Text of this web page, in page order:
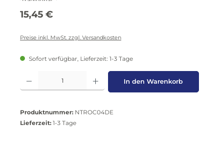
Regulärer Preis:
15,45 €
Preise inkl. MwSt. zzgl. Versandkosten
Sofort verfügbar, Lieferzeit: 1-3 Tage
Produkt Anzahl: Gib den gewünschten Wert ein oder benutze die
In den Warenkorb
Produktnummer: NTROC04DE
Lieferzeit: 1-3 Tage